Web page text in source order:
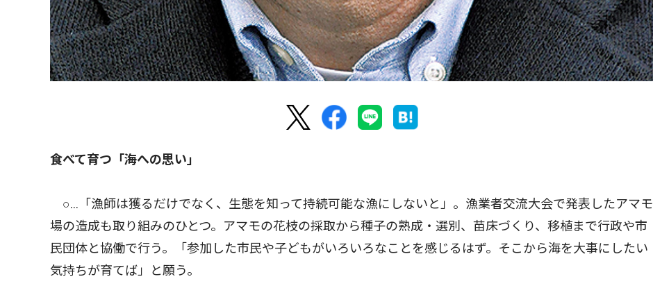
食べて育つ「海への思い」
○…「漁師は獲るだけでなく、生態を知って持続可能な漁にしないと」。漁業者交流大会で発表したアマモ
場の造成も取り組みのひとつ。アマモの花枝の採取から種子の熟成・選別、苗床づくり、移植まで行政や市
民団体と協働で行う。「参加した市民や子どもがいろいろなことを感じるはず。そこから海を大事にしたい
気持ちが育てば」と願う。